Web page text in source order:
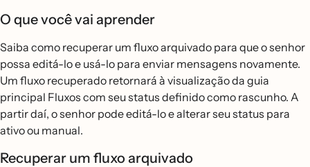
O que você vai aprender
Saiba como recuperar um fluxo arquivado para que o senhor
possa editá-lo e usá-lo para enviar mensagens novamente.
Um fluxo recuperado retornará à visualização da guia
principal Fluxos com seu status definido como rascunho. A
partir daí, o senhor pode editá-lo e alterar seu status para
ativo ou manual.
Recuperar um fluxo arquivado